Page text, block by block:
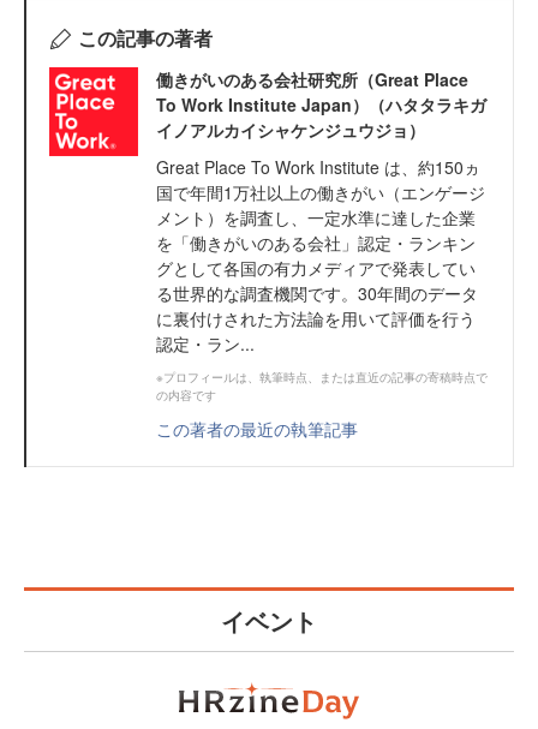
この記事の著者
働きがいのある会社研究所（Great Place
To Work Institute Japan）（ハタタラキガ
イノアルカイシャケンジュウジョ）
Great Place To Work Institute は、約150ヵ
国で年間1万社以上の働きがい（エンゲージ
メント）を調査し、一定水準に達した企業
を「働きがいのある会社」認定・ランキン
グとして各国の有力メディアで発表してい
る世界的な調査機関です。30年間のデータ
に裏付けされた方法論を用いて評価を行う
認定・ラン...
※プロフィールは、執筆時点、または直近の記事の寄稿時点で
の内容です
この著者の最近の執筆記事
イベント